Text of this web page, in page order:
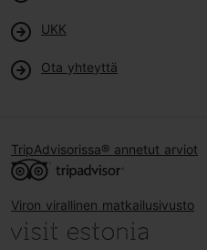
UKK
Ota yhteyttä
TripAdvisorissa® annetut arviot
Viron virallinen matkailusivusto